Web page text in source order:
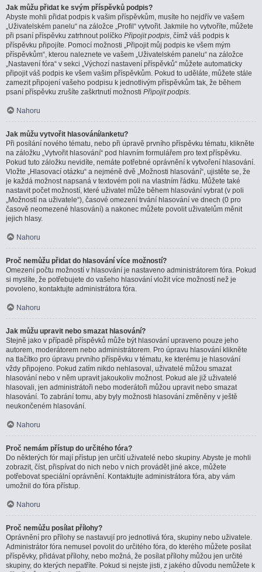
Jak můžu přidat ke svým příspěvků podpis?
Abyste mohli přidat podpis k vašim příspěvkům, musíte ho nejdřív ve vašem
„Uživatelském panelu“ na záložce „Profil“ vytvořit. Jakmile ho vytvoříte, můžete
při psaní příspěvku zatrhnout políčko Připojit podpis, čímž váš podpis k
příspěvku připojíte. Pomocí možnosti „Připojit můj podpis ke všem mým
příspěvkům“, kterou naleznete ve vašem „Uživatelském panelu“ na záložce
„Nastavení fóra“ v sekci „Výchozí nastavení příspěvků“ můžete automaticky
připojit váš podpis ke všem vašim příspěvkům. Pokud to uděláte, můžete stále
zamezit připojení vašeho podpisu k jednotlivým příspěvkům tak, že během
psaní příspěvku zrušíte zaškrtnutí možnosti Připojit podpis.
Nahoru
Jak můžu vytvořit hlasování/anketu?
Při posílání nového tématu, nebo při úpravě prvního příspěvku tématu, klikněte
na záložku „Vytvořit hlasování“ pod hlavním formulářem pro text příspěvku.
Pokud tuto záložku nevidíte, nemáte potřebné oprávnění k vytvoření hlasování.
Vložte „Hlasovací otázku“ a nejméně dvě „Možnosti hlasování“, ujistěte se, že
je každá možnost napsaná v textovém poli na vlastním řádku. Můžete také
nastavit počet možností, které uživatel může během hlasování vybrat (v poli
„Možností na uživatele“), časové omezení trvání hlasování ve dnech (0 pro
časově neomezené hlasování) a nakonec můžete povolit uživatelům měnit
jejich hlasy.
Nahoru
Proč nemůžu přidat do hlasování více možností?
Omezení počtu možností v hlasování je nastaveno administrátorem fóra. Pokud
si myslíte, že potřebujete do vašeho hlasování vložit více možností než je
povoleno, kontaktujte administrátora fóra.
Nahoru
Jak můžu upravit nebo smazat hlasování?
Stejně jako v případě příspěvků může být hlasování upraveno pouze jeho
autorem, moderátorem nebo administrátorem. Pro úpravu hlasování klikněte
na tlačítko pro úpravu prvního příspěvku v tématu, ke kterému je hlasování
vždy připojeno. Pokud zatím nikdo nehlasoval, uživatelé můžou smazat
hlasování nebo v něm upravit jakoukoliv možnost. Pokud ale již uživatelé
hlasovali, jen administrátoři nebo moderátoři můžou upravit nebo smazat
hlasování. To zabrání tomu, aby byly možnosti hlasování změněny v ještě
neukončeném hlasování.
Nahoru
Proč nemám přístup do určitého fóra?
Do některých fór mají přístup jen určití uživatelé nebo skupiny. Abyste je mohli
zobrazit, číst, přispívat do nich nebo v nich provádět jiné akce, můžete
potřebovat speciální oprávnění. Kontaktujte administrátora fóra, aby vám
umožnil do fóra přístup.
Nahoru
Proč nemůžu posílat přílohy?
Oprávnění pro přílohy se nastavují pro jednotlivá fóra, skupiny nebo uživatele.
Administrátor fóra nemusel povolit do určitého fóra, do kterého můžete posílat
příspěvky, přidávat přílohy, nebo možná, že posílat přílohy můžou jen určité
skupiny, do kterých nepatříte. Pokud si nejste jisti, z jakého důvodu nemůžete k